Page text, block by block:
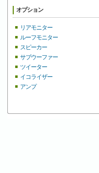
オプション
リアモニター
ルーフモニター
スピーカー
サブウーファー
ツイーター
イコライザー
アンプ